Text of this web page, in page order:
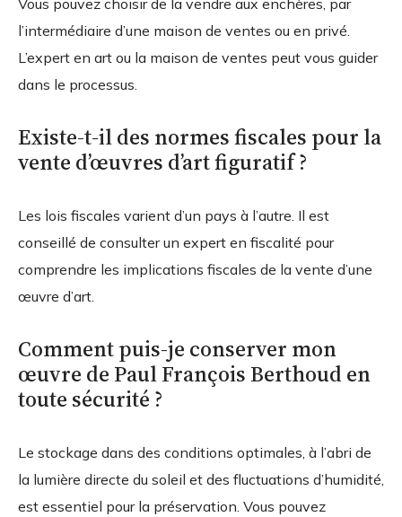
Vous pouvez choisir de la vendre aux enchères, par
l’intermédiaire d’une maison de ventes ou en privé.
L’expert en art ou la maison de ventes peut vous guider
dans le processus.
Existe-t-il des normes fiscales pour la
vente d’œuvres d’art figuratif ?
Les lois fiscales varient d’un pays à l’autre. Il est
conseillé de consulter un expert en fiscalité pour
comprendre les implications fiscales de la vente d’une
œuvre d’art.
Comment puis-je conserver mon
œuvre de Paul François Berthoud en
toute sécurité ?
Le stockage dans des conditions optimales, à l’abri de
la lumière directe du soleil et des fluctuations d’humidité,
est essentiel pour la préservation. Vous pouvez